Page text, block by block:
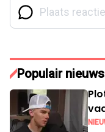
Populair nieuws